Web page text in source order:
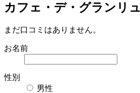
カフェ・デ・グランリ
まだ口コミはありません。
お名前
性別
男性